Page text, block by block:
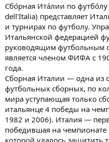
Сбо́рная Ита́лии по
dell'Italia) представляет
и турнирах по футболу.
Итальянской федерацией
руководящим футбольным
является членом ФИФА с
года.
Сборная Италии — одна
футбольных сборных, по
мира уступающая только
итальянце 4 победы на
1982 и 2006). Италия —
победившая на
которой удалось защитить